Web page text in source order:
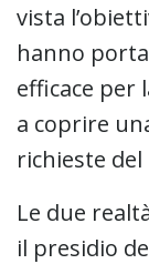
vista
hanno
efficace per
a coprire
richieste
Le due
il presidio